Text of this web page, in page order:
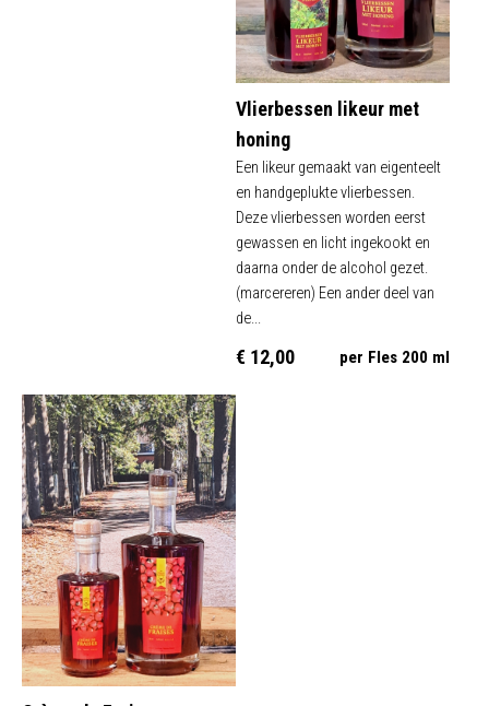
Vlierbessen likeur met
honing
Een likeur gemaakt van eigenteelt
en handgeplukte vlierbessen.
Deze vlierbessen worden eerst
gewassen en licht ingekookt en
daarna onder de alcohol gezet.
(marcereren) Een ander deel van
de...
€ 12,00 per Fles 200 ml